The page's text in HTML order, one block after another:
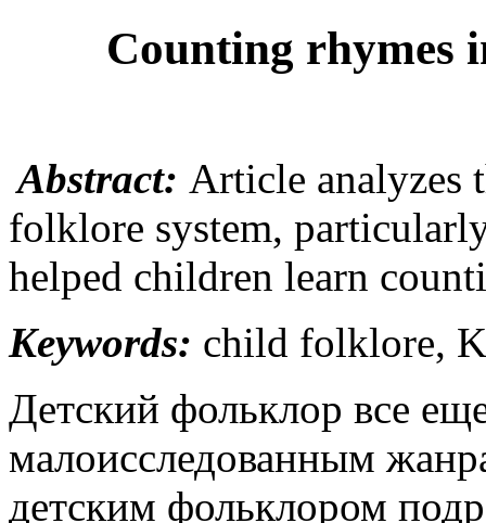
Counting rhymes
Abstract: Article analyzes
folklore system,
helped children learn
Keywords: child folklore,
Детский фольклор все
малоисследованным
детским фольклором